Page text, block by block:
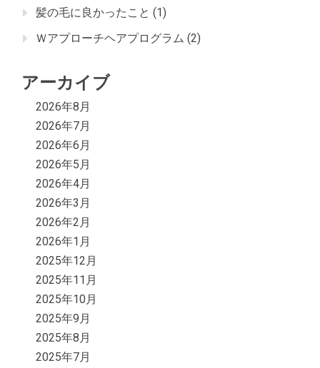
髪の毛に良かったこと (1)
Ｗアプローチヘアプログラム (2)
アーカイブ
2026年8月
2026年7月
2026年6月
2026年5月
2026年4月
2026年3月
2026年2月
2026年1月
2025年12月
2025年11月
2025年10月
2025年9月
2025年8月
2025年7月